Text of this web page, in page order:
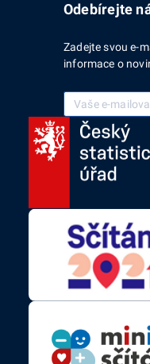
Odebírejte
Zadejte svou e-
informace o
Vaše e-